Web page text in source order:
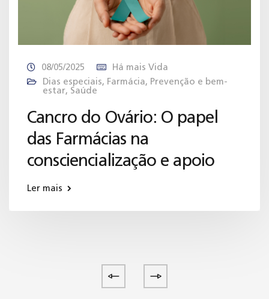
08/05/2025
Há mais Vida
Dias especiais, Farmácia, Prevenção e bem-
estar, Saúde
Cancro do Ovário: O papel
das Farmácias na
consciencialização e apoio
Ler mais